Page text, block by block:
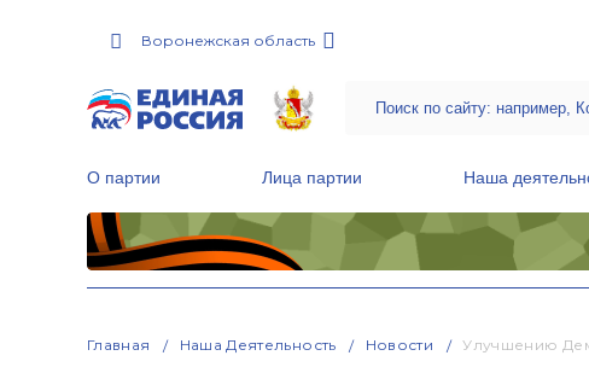
Воронежская область
О партии Лица партии Наша
Главная Наша Деятельность Новости Улучшению